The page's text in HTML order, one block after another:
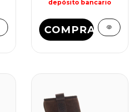
depósito bancario
COMPRAR